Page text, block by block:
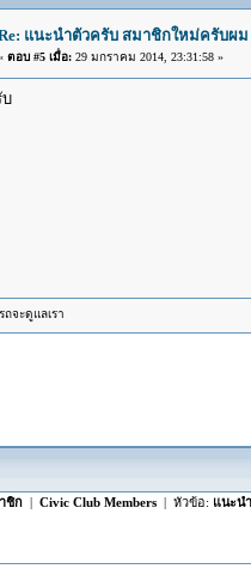
แนะนำตัวครับ สมาชิกใหม่ครับผม
ตอบ #5 เมื่อ:29 มกราคม 2014, 23:31:58 »
จะดูแลเรา
ชิก| Civic Club Members| หัวข้อ: แนะน